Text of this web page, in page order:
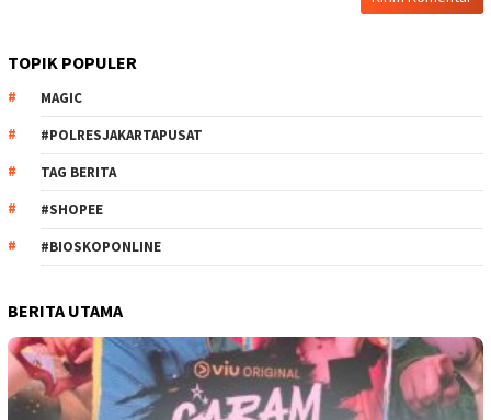
TOPIK POPULER
MAGIC
#POLRESJAKARTAPUSAT
TAG BERITA
#SHOPEE
#BIOSKOPONLINE
BERITA UTAMA